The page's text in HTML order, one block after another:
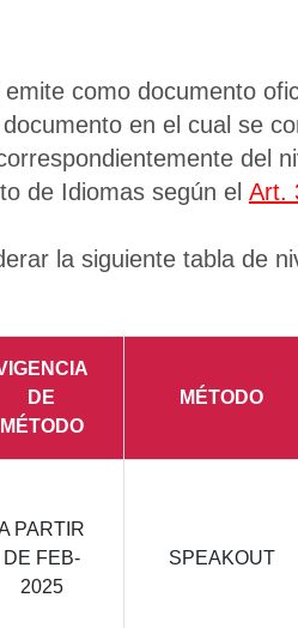
como documento
en el cual se
del
de Idiomas según el Art.
la siguiente tabla de
DE
MÉTODO
MÉTODO
PARTIR
DE FEB-
2025
SPEAKOUT